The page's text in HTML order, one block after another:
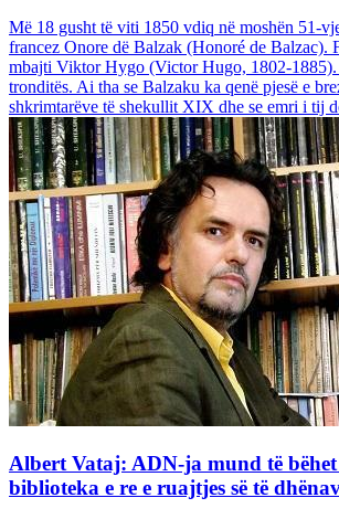
Më 18 gusht të viti 1850 vdiq në moshën 51-
francez Onore dë Balzak (Honoré de Balzac).
mbajti Viktor Hygo (Victor Hugo, 1802-
tronditës. Ai tha se Balzaku ka qenë pjesë e
shkrimtarëve të shekullit XIX dhe se emri i tij
Albert Vataj: ADN-ja mund të bëhet
biblioteka e re e ruajtjes së të